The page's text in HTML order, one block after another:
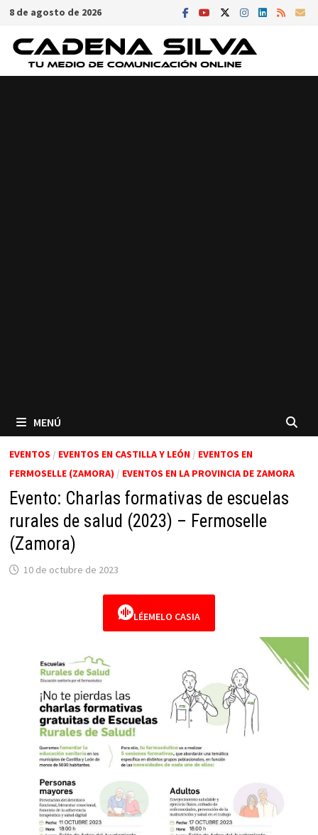
Saltar
contenido
8 de agosto de 2026
MENÚ
EVENTOS / EVENTOS EN CASTILLA Y LEÓN/ EVENTOS EN
FERMOSELLE (ZAMORA) / EVENTOS EN LA PROVINCIA DE ZAMORA
Evento: Charlas formativas de escuelas
rurales de salud (2023) – Fermoselle
(Zamora)
10 de octubre de 2023
LÉEMELO CASIA